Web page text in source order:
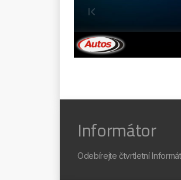
Informátor
Odebírejte čtvrtletní